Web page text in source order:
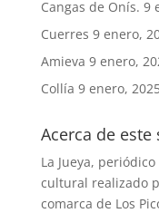
Cangas de Onís. 9
Cuerres 9 enero,
Amieva 9 enero,
Collía 9 enero,
Acerca de este
La Jueya,
cultural realizado
comarca de Los